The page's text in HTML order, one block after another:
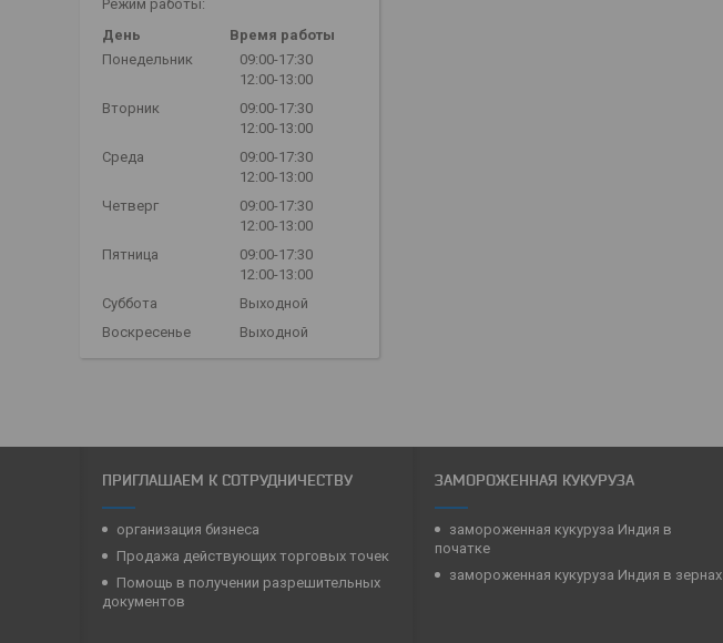
Режим работы:
День
Время работы
Понедельник
09:00-17:30
12:00-13:00
Вторник
09:00-17:30
12:00-13:00
Среда
09:00-17:30
12:00-13:00
Четверг
09:00-17:30
12:00-13:00
Пятница
09:00-17:30
12:00-13:00
Суббота
Выходной
Воскресенье
Выходной
ПРИГЛАШАЕМ К СОТРУДНИЧЕСТВУ
организация бизнеса
Продажа действующих торговых точек
Помощь в получении разрешительных
документов
ЗАМОРОЖЕННАЯ КУКУРУЗА
замороженная кукуруза Индия в
початке
замороженная кукуруза Индия в зернах